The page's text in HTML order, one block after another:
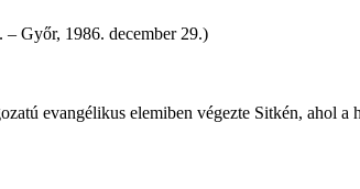
Győr, 1986. december 29.)
evangélikus elemiben végezte Sitkén, ahol a